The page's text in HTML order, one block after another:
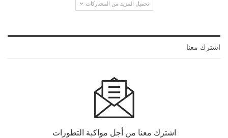
تحميل المزيد من المشاركات
اشترك معنا
اشترك معنا من أجل مواكبة التطورات